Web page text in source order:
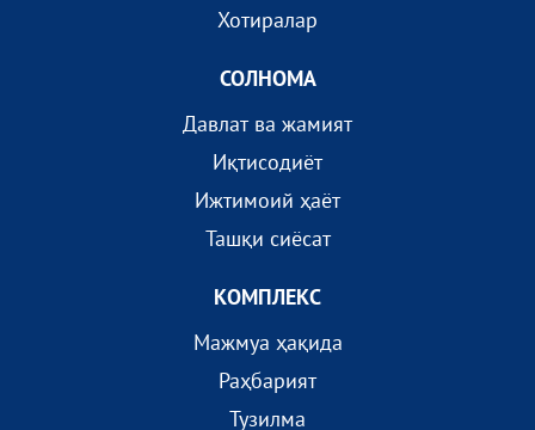
Хотиралар
СОЛНОМА
Давлат ва жамият
Иқтисодиёт
Ижтимоий ҳаёт
Ташқи сиёсат
КОМПЛEКС
Мажмуа ҳақида
Раҳбарият
Тузилма